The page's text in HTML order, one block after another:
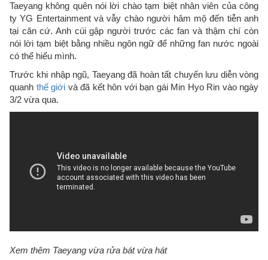
Taeyang không quên nói lời chào tạm biệt nhân viên của công
ty YG Entertainment và vẫy chào người hâm mộ đến tiễn anh
tại căn cứ. Anh cúi gập người trước các fan và thậm chí còn
nói lời tạm biệt bằng nhiều ngôn ngữ để những fan nước ngoài
có thể hiểu mình.
Trước khi nhập ngũ, Taeyang đã hoàn tất chuyến lưu diễn vòng
quanh thế giới và đã kết hôn với bạn gái Min Hyo Rin vào ngày
3/2 vừa qua.
Xem thêm Taeyang vừa rửa bát vừa hát